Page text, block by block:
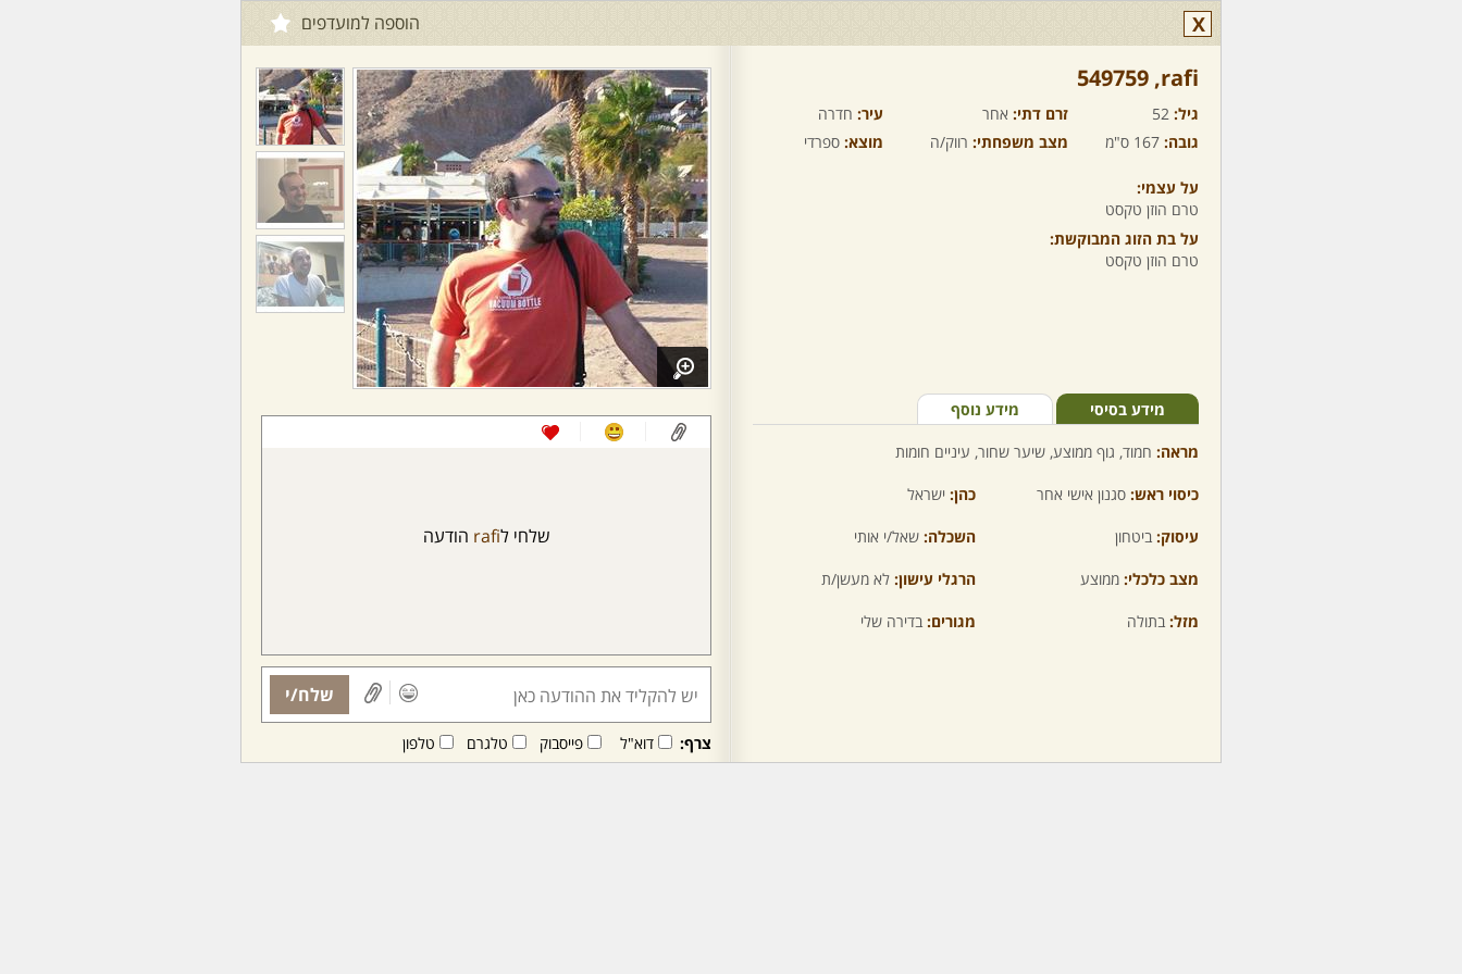
X הוספה למועדפים
rafi,‏ 549759
גיל: 52 זרם דתי: אחר עיר: חדרה
גובה: 167 ס"מ מצב משפחתי: רווק/ה מוצא: ספרדי
על עצמי:
טרם הוזן טקסט
על בת הזוג המבוקשת:
טרם הוזן טקסט
מידע בסיסי מידע נוסף
מראה: חמוד, גוף ממוצע, שיער שחור, עיניים חומות
כיסוי ראש: סגנון אישי אחר כהן: ישראל
עיסוק: ביטחון השכלה: שאל/י אותי
מצב כלכלי: ממוצע הרגלי עישון: לא מעשן/ת
מזל: בתולה מגורים: בדירה שלי
שלחי לrafi הודעה
שלח/י
צרף: דוא"ל פייסבוק טלגרם טלפון